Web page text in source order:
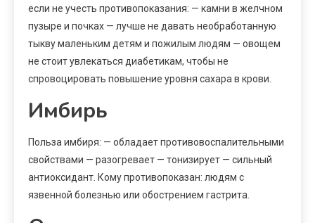
если не учесть противопоказания: — камни в желчном
пузыре и почках — лучше не давать необработанную
тыкву маленьким детям и пожилым людям — овощем
не стоит увлекаться диабетикам, чтобы не
спровоцировать повышение уровня сахара в крови.
Имбирь
Польза имбиря: — обладает противовоспалительными
свойствами — разогревает — тонизирует — сильный
антиоксидант. Кому противопоказан: людям с
язвенной болезнью или обострением гастрита.